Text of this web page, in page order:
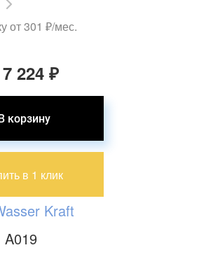
от 301 ₽/мес.
224 ₽
в 1 клик
Kraft
A019